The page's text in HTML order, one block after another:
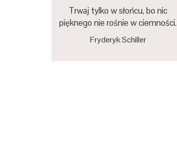
Trwaj tylko w słońcu, bo nic
pięknego nie rośnie w ciemności.
Fryderyk Schiller